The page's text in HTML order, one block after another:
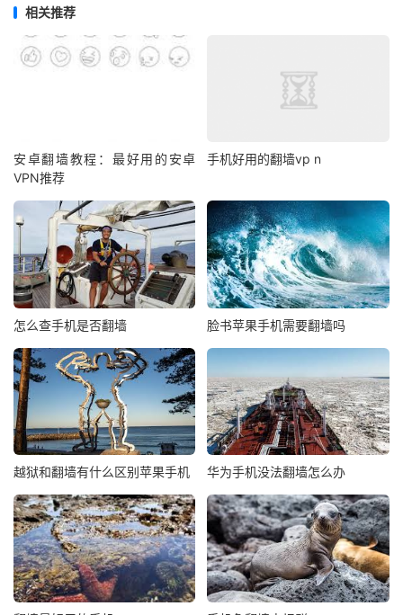
相关推荐
安卓翻墙教程：最好用的安卓
VPN推荐
手机好用的翻墙vp n
怎么查手机是否翻墙 脸书苹果手机需要翻墙吗
越狱和翻墙有什么区别苹果手机 华为手机没法翻墙怎么办